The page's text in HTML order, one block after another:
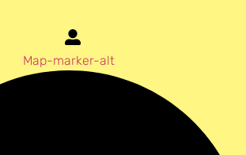
Map-marker-alt